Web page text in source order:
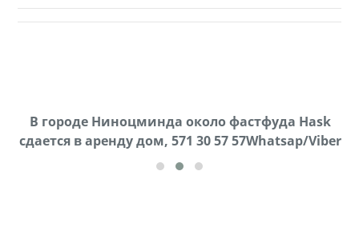
В городе Ниноцминда около фастфуда Hask
cдается в аренду дом, 571 30 57 57Whatsap/Viber
Продается машина марки Prado,571 30 57
57Whatsap/Viber